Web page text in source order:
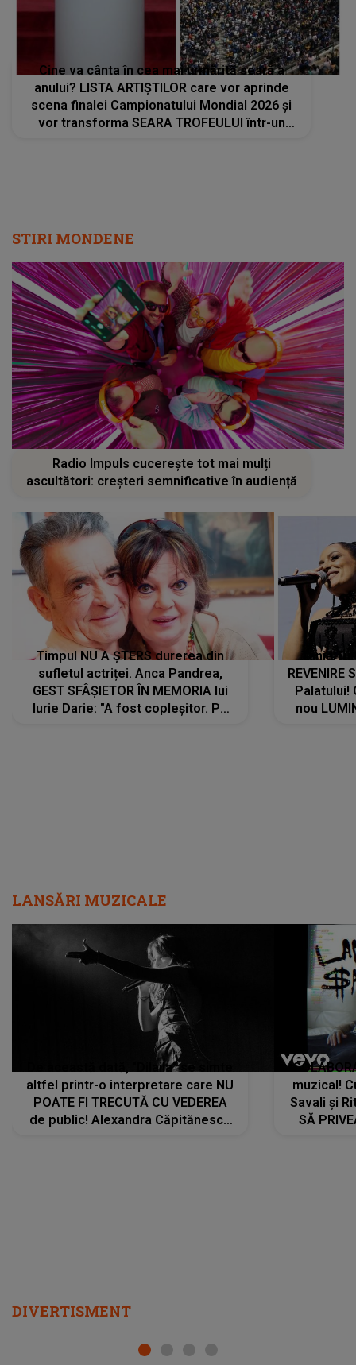
Cine va cânta în cea mai urmărită seară a
anului? LISTA ARTIȘTILOR care vor aprinde
scena finalei Campionatului Mondial 2026 și
vor transforma SEARA TROFEULUI într-un
STIRI MONDENE
Radio Impuls cucerește tot mai mulți
ascultători: creșteri semnificative în audiență
Timpul NU A ȘTERS durerea din
sufletul actriței. Anca Pandrea,
GEST SFÂȘIETOR ÎN MEMORIA lui
Iurie Darie: "A fost copleșitor. Pe
Tania
REVENIRE
Palatului!
nou
LANSĂRI MUZICALE
De această dată, "Dilaila" se simte
altfel printr-o interpretare care NU
POATE FI TRECUTĂ CU VEDEREA
de public! Alexandra Căpitănescu
muzical!
Savali și
SĂ
DIVERTISMENT